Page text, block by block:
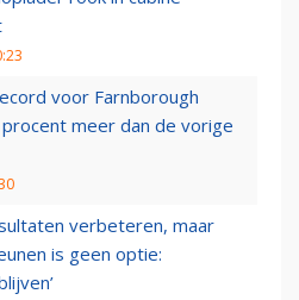
voor Farnborough
meer dan de vorige
verbeteren, maar
is geen optie: